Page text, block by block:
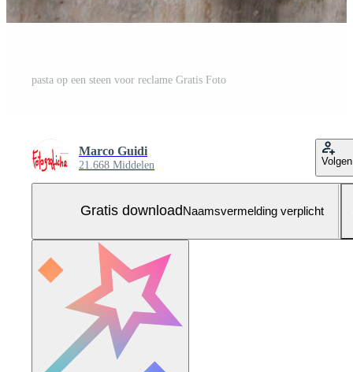
pasta op een steen voor reclame Gratis Foto
Marco Guidi
21.668 Middelen Volgen
Gratis downloadNaamsvermelding verplicht